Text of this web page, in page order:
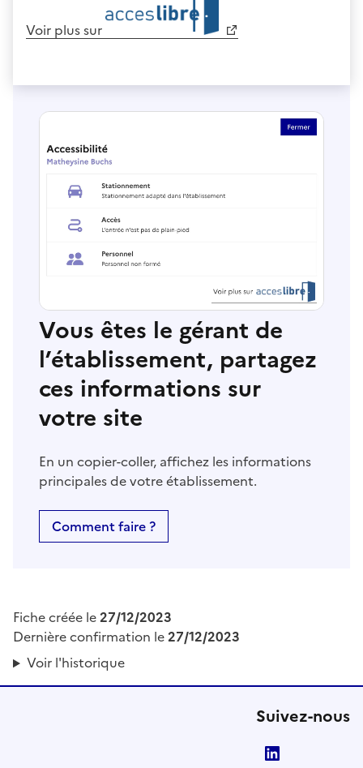
Voir plus sur
Vous êtes le gérant de
l’établissement, partagez
ces informations sur
votre site
En un copier-coller, affichez les informations
principales de votre établissement.
Comment faire ?
Fiche créée le27/12/2023
Dernière confirmation le27/12/2023
Voir l'historique
Suivez-nous